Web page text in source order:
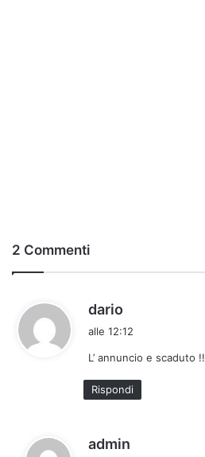
2 Commenti
dario
e
t
t
alle 12:12
L’ annuncio e scaduto !!
Rispondi
admin